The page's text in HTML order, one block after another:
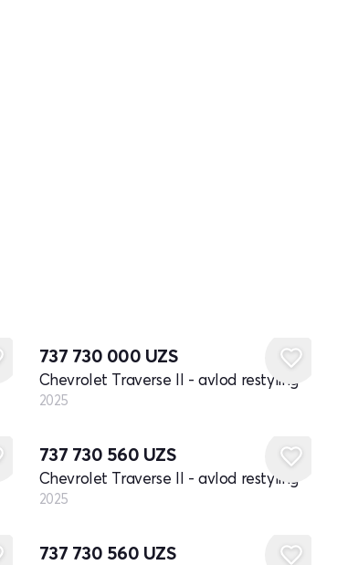
737 730 000 UZS
Chevrolet Traverse II - avlod restyling
2025
737 730 560 UZS
Chevrolet Traverse II - avlod restyling
2025
737 730 560 UZS